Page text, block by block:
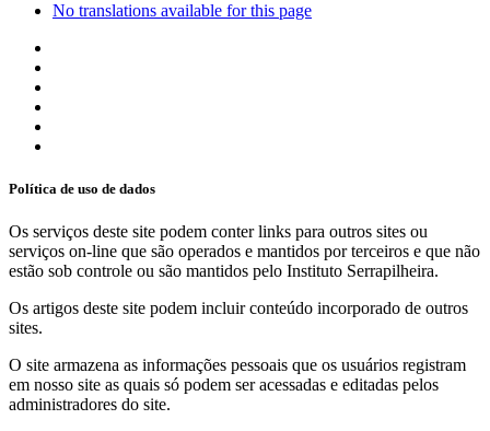
No translations available for this page
Política de uso de dados
Os serviços deste site podem conter links para outros sites ou
serviços on-line que são operados e mantidos por terceiros e que não
estão sob controle ou são mantidos pelo Instituto Serrapilheira.
Os artigos deste site podem incluir conteúdo incorporado de outros
sites.
O site armazena as informações pessoais que os usuários registram
em nosso site as quais só podem ser acessadas e editadas pelos
administradores do site.